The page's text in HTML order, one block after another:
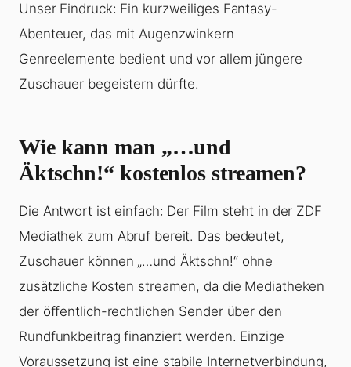
Unser Eindruck: Ein kurzweiliges Fantasy-
Abenteuer, das mit Augenzwinkern
Genreelemente bedient und vor allem jüngere
Zuschauer begeistern dürfte.
Wie kann man „…und
Äktschn!“ kostenlos streamen?
Die Antwort ist einfach: Der Film steht in der ZDF
Mediathek zum Abruf bereit. Das bedeutet,
Zuschauer können „…und Äktschn!“ ohne
zusätzliche Kosten streamen, da die Mediatheken
der öffentlich-rechtlichen Sender über den
Rundfunkbeitrag finanziert werden. Einzige
Voraussetzung ist eine stabile Internetverbindung,